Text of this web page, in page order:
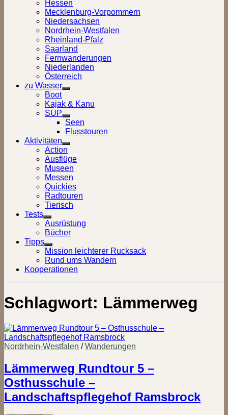
Hessen
Mecklenburg-Vorpommern
Niedersachsen
Nordrhein-Westfalen
Rheinland-Pfalz
Saarland
Fernwanderungen
Niederlanden
Österreich
zu Wasser
Show
sub
menu
Boot
Kajak & Kanu
SUP
Show
sub
menu
Seen
Flusstouren
Aktivitäten
Show
sub
menu
Action
Ausflüge
Museen
Messen
Quickies
Radtouren
Tierisch
Tests
Show
sub
menu
Ausrüstung
Bücher
Tipps
Show
sub
menu
Mission leichterer Rucksack
Rund ums Wandern
Kooperationen
Schlagwort: Lämmerweg
Nordrhein-Westfalen /Wanderungen
Lämmerweg Rundtour 5 –
Osthusschule –
Landschaftspflegehof Ramsbrock